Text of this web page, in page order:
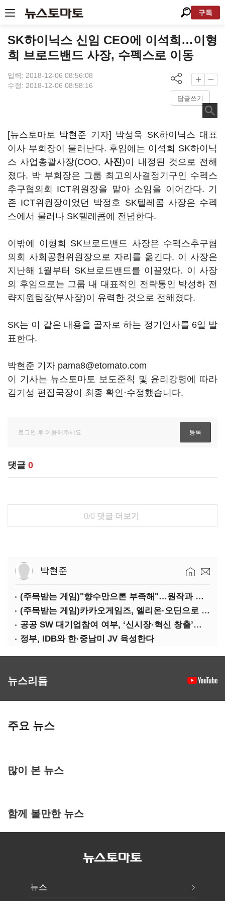
구독
SK하이닉스 신임 CEO에 이석희…이형
희 브로드밴드 사장, 수펙스로 이동
입력: 2018-12-06 08:56:08
수정: 2018-12-06 08:58:16
답글쓰기
[뉴스토마토 박현준 기자] 박성욱 SK하이닉스 대표
이사 부회장이 물러난다. 후임에는 이석희 SK하이닉
스 사업총괄사장(COO,사진)이 내정된 것으로 전해
졌다. 박 부회장은 그룹 최고의사결정기구인 수펙스
추구협의회 ICT위원장을 맡아 소임을 이어간다. 기
존 ICT위원장이었던 박정호 SK텔레콤 사장은 수펙
스에서 물러나 SK텔레콤에 전념한다.
이밖에 이형희 SK브로드밴드 사장은 수펙스추구협
의회 사회공헌위원장으로 자리를 옮긴다. 이 사장은
지난해 1월부터 SK브로드밴드를 이끌었다. 이 사장
의 후임으로는 그룹 내 대표적인 전략통인 박성하 전
략지원팀장(부사장)이 유력한 것으로 전해졌다.
SK는 이 같은 내용을 골자로 하는 정기인사를 6일 발
표한다.
박현준 기자 pama8@etomato.com
이 기사는 뉴스토마토 보도준칙 및 윤리강령에 따라
김기성 편집국장이 최종 확인·수정했습니다.
댓글 0
0/0 댓글 더보기
박현준
(주목받는 게임)"향수만으론 부족해"…원작과 차별화 성공한 '리니지M'
(주목받는 게임)카카오게임즈, 엘리온·오딘으로 MMORPG 투트랙 공세
공공 SW 대기업참여 여부, ‘신시장·혁신 창출’도 평가한다
정부, IDB와 한·중남미 JV 육성한다
뉴스리듬
주요 뉴스
많이 본 뉴스
함께 볼만한 뉴스
뉴스